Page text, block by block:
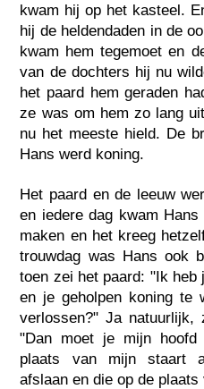
kwam hij op het kasteel.
hij de heldendaden in de
kwam hem tegemoet en
van de dochters hij nu
het paard hem geraden
ze was om hem zo lang
nu het meeste hield. De
Hans werd koning.
Het paard en de leeuw
en iedere dag kwam
maken en het kreeg
trouwdag was Hans ook
toen zei het paard: "Ik
en je geholpen koning te
verlossen?" Ja
"Dan moet je mijn
plaats van mijn staart
afslaan en die op de